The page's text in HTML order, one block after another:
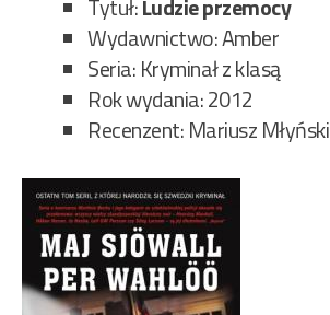
Tytuł:Ludzie przemocy
Wydawnictwo: Amber
Seria: Kryminał z klasą
Rok wydania: 2012
Recenzent: Mariusz Młyński